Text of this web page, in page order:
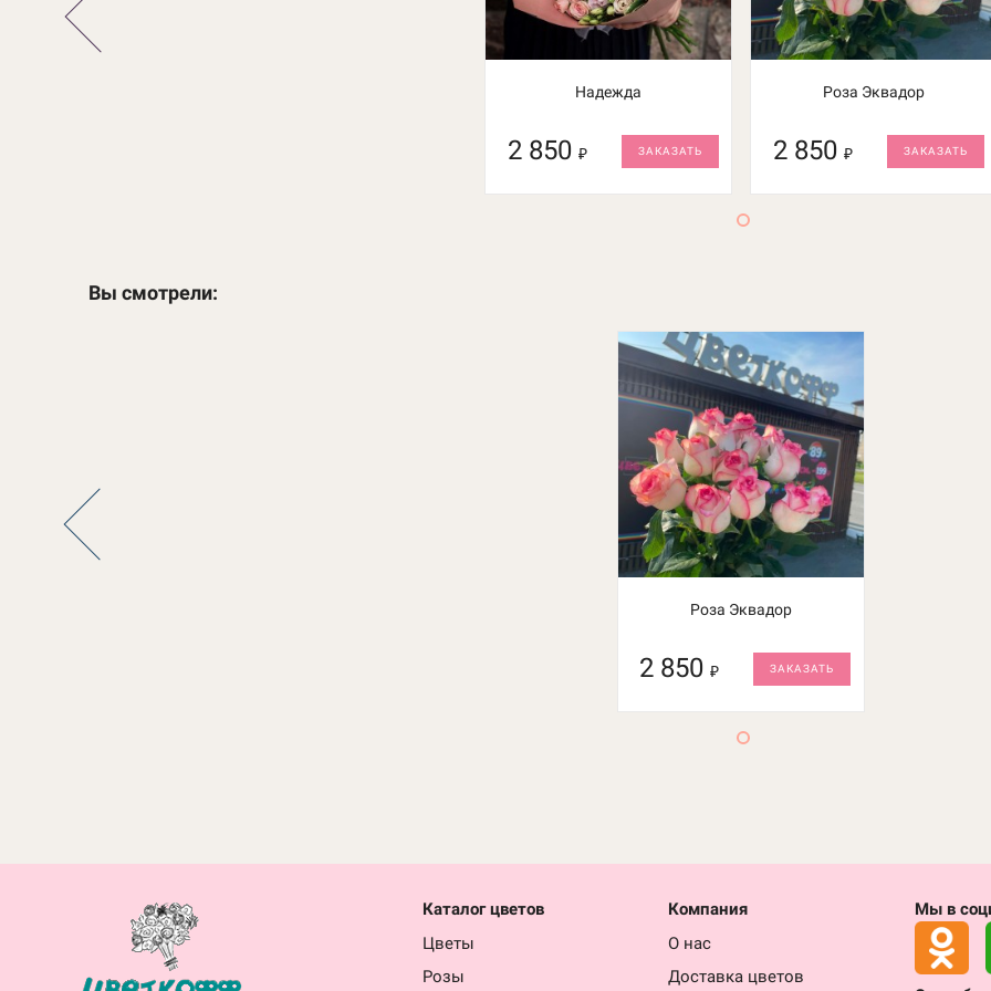
Надежда
2 850 ₽ ЗАКАЗАТЬ
Роза Эквадор
2 850 ₽ ЗАКАЗАТЬ
Вы смотрели:
Роза Эквадор
2 850 ₽ ЗАКАЗАТЬ
Каталог цветов
Цветы
Розы
Компания
О нас
Доставка цветов
Мы в